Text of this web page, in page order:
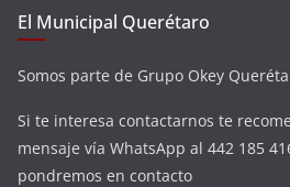
El Municipal Querétaro
Somos parte de Grupo Okey
Si te interesa contactarnos te
mensaje vía WhatsApp al 442 185
pondremos en contacto